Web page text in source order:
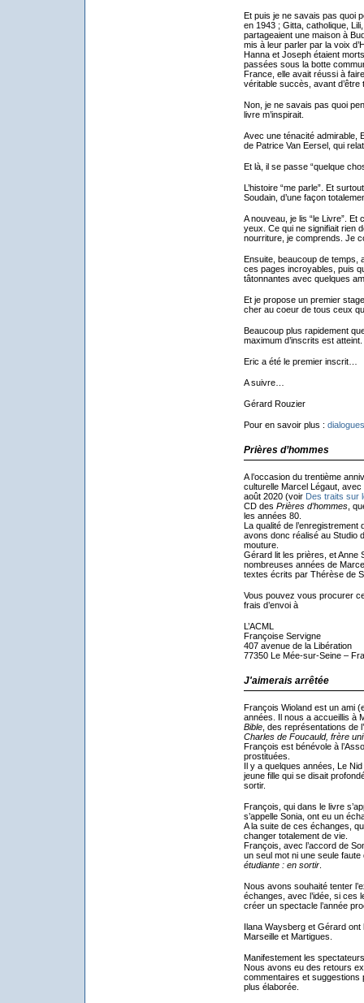
Et puis je ne savais pas quoi
en 1943 ; Gitta, catholique,
partageaient une maison à
mis à leur parler par la voix
Hanna et Joseph étaient
passées sous la botte
France, elle avait réussi à
véritable succès, avant d’être
Non, je ne savais pas quoi
livre m’inspirait.
Avec une ténacité admirable,
de Patrice Van Eersel, qui
Et là, il se passe “quelque
L’histoire “me parle”. Et
Soudain, d’une façon
A nouveau, je lis “le Livre”. Et
yeux. Ce qui ne signifiait rien
nourriture, je comprends. Je
Ensuite, beaucoup de temps,
ces pages incroyables, puis
tâtonnantes avec quelques
Et je propose un premier
cher au coeur de tous ceux
Beaucoup plus rapidement
maximum d’inscrits est atteint.
Eric a été le premier inscrit…
A suivre…
Gérard Rouzier
Pour en savoir plus :
Prières d’hommes
A l’occasion du trentième
culturelle Marcel Légaut,
août 2020 (voir Des traits sur
CD des Prières d’hommes,
les années 80.
La qualité de l’enregistrement
avons donc réalisé au Studio
mouture.
Gérard lit les prières, et Anne
nombreuses années de
textes écrits par Thérèse de
Vous pouvez vous procurer
frais d’envoi à
L’ACML
Françoise Servigne
407 avenue de la Libération
77350 Le Mée-sur-Seine –
J'aimerais arrêtée
François Wioland est un ami
années. Il nous a accueillis à
Bible, des représentations de l’
Charles de Foucauld, frère
François est bénévole à
prostituées.
Il y a quelques années, Le
jeune fille qui se disait
sortir.
François, qui dans le livre
s’appelle Sonia, ont eu un
A la suite de ces échanges,
changer totalement de vie.
François, avec l’accord de
un seul mot ni une seule
étudiante : en sortir.
Nous avons souhaité tenter
échanges, avec l’idée, si ces
créer un spectacle l’année
Ilana Waysberg et Gérard ont
Marseille et Martigues.
Manifestement les
Nous avons eu des retours
commentaires et suggestions
plus élaborée.